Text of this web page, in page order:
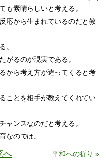
も素晴らしいと考える。
応から生まれているのだと教
。
がるのが現実である。
から考え方が違ってくると考
ことを相手が教えてくれてい
ャンスなのだと考える。
なのでは。
へ 平和への祈り »